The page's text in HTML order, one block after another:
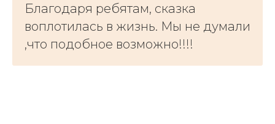
Благодаря ребятам, сказка
воплотилась в жизнь. Мы не думали
,что подобное возможно!!!!